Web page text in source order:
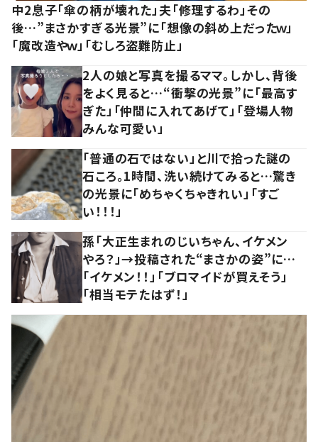
中2息子「傘の柄が壊れた」夫「修理するわ」その
後…”まさかすぎる光景”に「想像の斜め上だったｗ」
「魔改造やｗ」「むしろ盗難防止」
2人の娘と写真を撮るママ。しかし、背後
をよく見ると…“衝撃の光景”に「最高す
ぎた」「仲間に入れてあげて」「登場人物
みんな可愛い」
「普通の石ではない」と川で拾った謎の
石ころ。1時間、洗い続けてみると…驚き
の光景に「めちゃくちゃきれい」「すご
い！！！」
孫「大正生まれのじいちゃん、イケメン
やろ？」→投稿された“まさかの姿”に…
「イケメン！！」「ブロマイドが買えそう」
「相当モテたはず！」